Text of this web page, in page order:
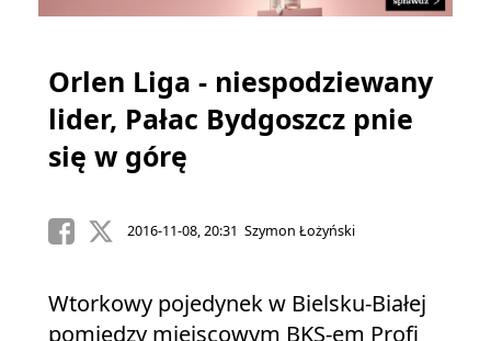
Orlen Liga - niespodziewany
lider, Pałac Bydgoszcz pnie
się w górę
2016-11-08, 20:31 Szymon Łożyński
Wtorkowy pojedynek w Bielsku-Białej
pomiędzy miejscowym BKS-em Profi